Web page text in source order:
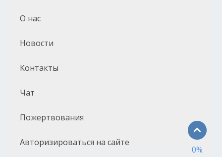
0%
О нас
Новости
Контакты
Чат
Пожертвования
Авторизироваться на сайте